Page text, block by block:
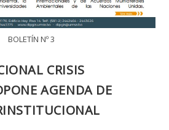
BOLETÍN Nº 3
CRISIS
AGENDA DE